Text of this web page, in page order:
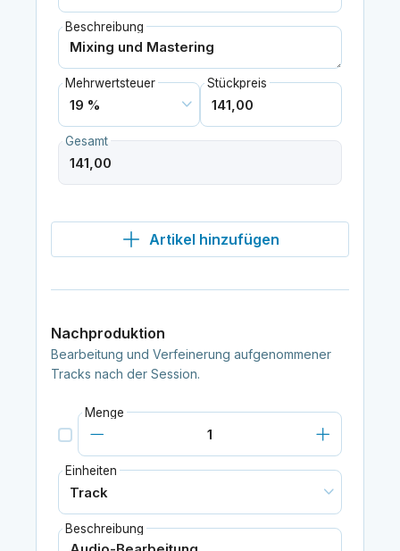
Beschreibung
Mehrwertsteuer Stückpreis
Gesamt
Artikel hinzufügen
Nachproduktion
Bearbeitung und Verfeinerung aufgenommener
Tracks nach der Session.
Menge
Einheiten
Beschreibung